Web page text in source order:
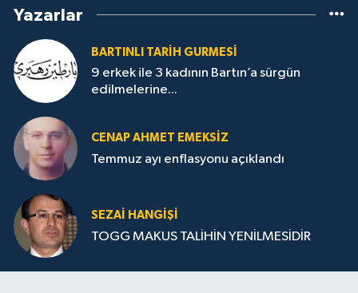
Yazarlar
BARTINLI TARIH GURMESI
9 erkek ile 3 kadının Bartın’a sürgün
edilmelerine...
CENAP AHMET EMEKSİZ
Temmuz ayı enflasyonu açıklandı
SEZAI HANGİŞİ
TOGG MAKUS TALİHİN YENİLMESİDİR